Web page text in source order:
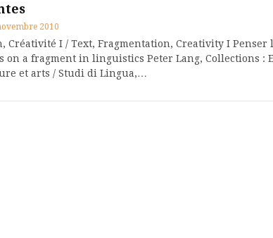
2010
Créativité I / Text, Fragmentation, Creativity I Penser
a fragment in linguistics Peter Lang, Collections :
et arts / Studi di Lingua,…